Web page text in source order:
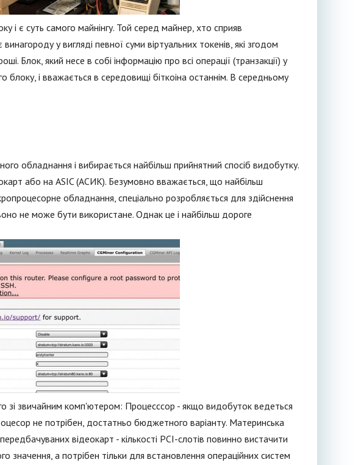
і є суть самого майнінгу. Той серед майнер, хто сприяв
у вигляді певної суми віртуальних токенів, які згодом
Блок, який несе в собі інформацію про всі операції (транзакції) у
блоку, і вважається в середовищі біткоіна останнім. В середньому
обладнання і вибирається найбільш прийнятний спосіб видобутку.
або на ASIC (АСИК). Безумовно вважається, що найбільш
обладнання, спеціально розробляється для здійснення
не може бути використане. Однак це і найбільш дороге
зі звичайним комп'ютером: Процесссор - якщо видобуток ведеться
не потрібен, достатньо бюджетного варіанту. Материнська
відеокарт - кількості PCI-слотів повинно вистачити
значення, а потрібен тільки для встановлення операційних систем